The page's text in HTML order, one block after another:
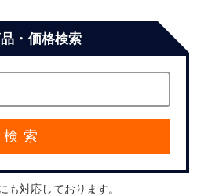
・価格検索
検 索
も対応しております。